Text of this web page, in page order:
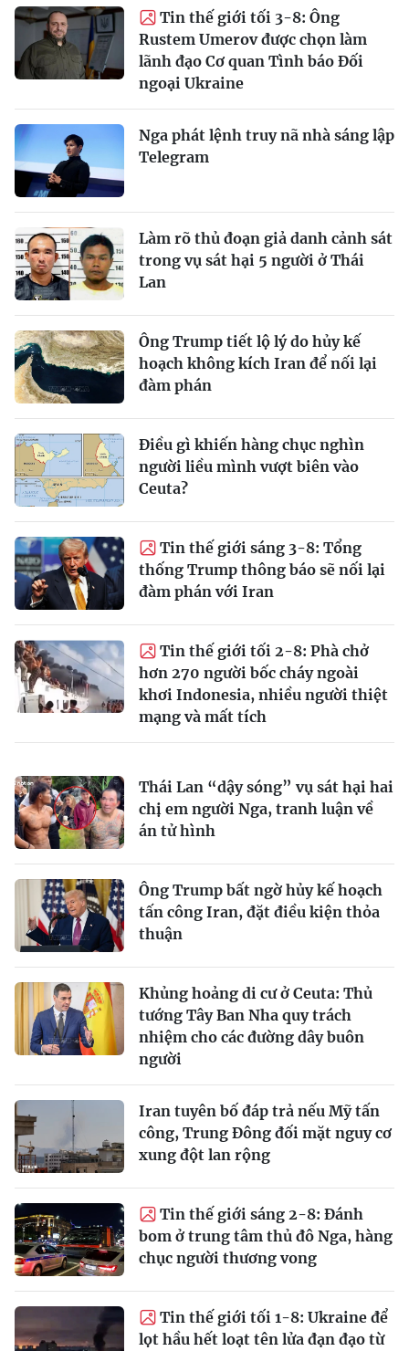
Tin thế giới tối 3-8: Ông
Rustem Umerov được chọn làm
lãnh đạo Cơ quan Tình báo Đối
ngoại Ukraine
Nga phát lệnh truy nã nhà sáng lập
Telegram
Làm rõ thủ đoạn giả danh cảnh sát
trong vụ sát hại 5 người ở Thái
Lan
Ông Trump tiết lộ lý do hủy kế
hoạch không kích Iran để nối lại
đàm phán
Điều gì khiến hàng chục nghìn
người liều mình vượt biên vào
Ceuta?
Tin thế giới sáng 3-8: Tổng
thống Trump thông báo sẽ nối lại
đàm phán với Iran
Tin thế giới tối 2-8: Phà chở
hơn 270 người bốc cháy ngoài
khơi Indonesia, nhiều người thiệt
mạng và mất tích
Thái Lan “dậy sóng” vụ sát hại hai
chị em người Nga, tranh luận về
án tử hình
Ông Trump bất ngờ hủy kế hoạch
tấn công Iran, đặt điều kiện thỏa
thuận
Khủng hoảng di cư ở Ceuta: Thủ
tướng Tây Ban Nha quy trách
nhiệm cho các đường dây buôn
người
Iran tuyên bố đáp trả nếu Mỹ tấn
công, Trung Đông đối mặt nguy cơ
xung đột lan rộng
Tin thế giới sáng 2-8: Đánh
bom ở trung tâm thủ đô Nga, hàng
chục người thương vong
Tin thế giới tối 1-8: Ukraine để
lọt hầu hết loạt tên lửa đạn đạo từ